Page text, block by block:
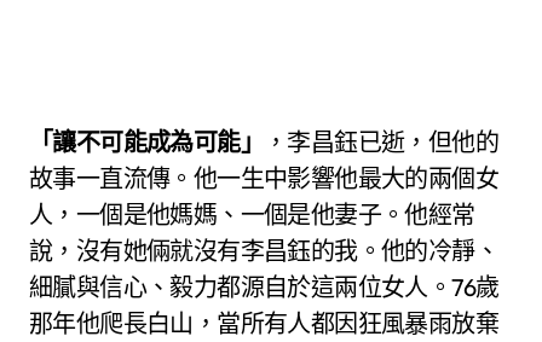
「讓不可能成為可能」
，李昌鈺已逝，但他的
故事一直流傳。他一生中影響他最大的兩個女
人，一個是他媽媽、一個是他妻子。他經常
說，沒有她倆就沒有李昌鈺的我。他的冷靜、
細膩與信心、毅力都源自於這兩位女人。76歲
那年他爬長白山，當所有人都因狂風暴雨放棄